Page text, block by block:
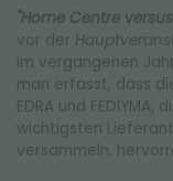
"Home Centre
vor der
im vergangenen
man erfasst, dass
EDRA und
wichtigsten
versammeln,